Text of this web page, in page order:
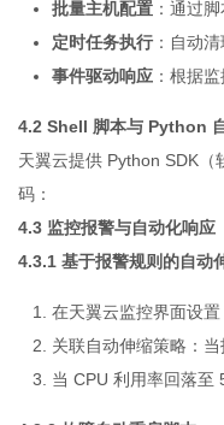
批量主机配置 ：通过
定时任务执行 ：自动
事件驱动响应 ：根据
4.2 Shell 脚本与 Python
天翼云提供 Python SDK
码：
4.3 监控报警与自动化响应
4.3.1 基于报警规则的自动
在天翼云监控界面设
关联自动伸缩策略：
当 CPU 利用率回落至